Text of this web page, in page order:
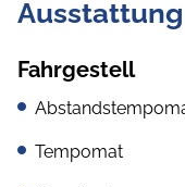
Ausstattung
Fahrgestell
Tempomat